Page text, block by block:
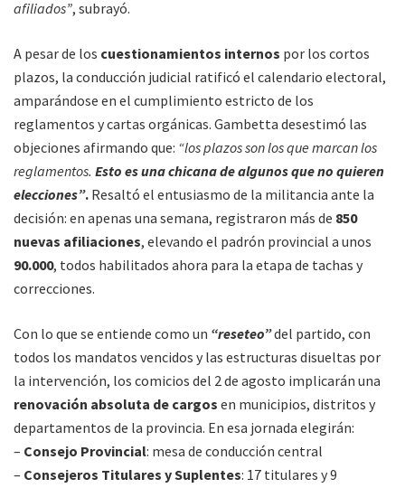
afiliados”, subrayó.
A pesar de los cuestionamientos internos por los cortos
plazos, la conducción judicial ratificó el calendario electoral,
amparándose en el cumplimiento estricto de los
reglamentos y cartas orgánicas. Gambetta desestimó las
objeciones afirmando que: “los plazos son los que marcan los
reglamentos. Esto es una chicana de algunos que no quieren
elecciones”. Resaltó el entusiasmo de la militancia ante la
decisión: en apenas una semana, registraron más de 850
nuevas afiliaciones, elevando el padrón provincial a unos
90.000, todos habilitados ahora para la etapa de tachas y
correcciones.
Con lo que se entiende como un “reseteo”del partido, con
todos los mandatos vencidos y las estructuras disueltas por
la intervención, los comicios del 2 de agosto implicarán una
renovación absoluta de cargos en municipios, distritos y
departamentos de la provincia. En esa jornada elegirán:
– Consejo Provincial: mesa de conducción central
– Consejeros Titulares y Suplentes: 17 titulares y 9